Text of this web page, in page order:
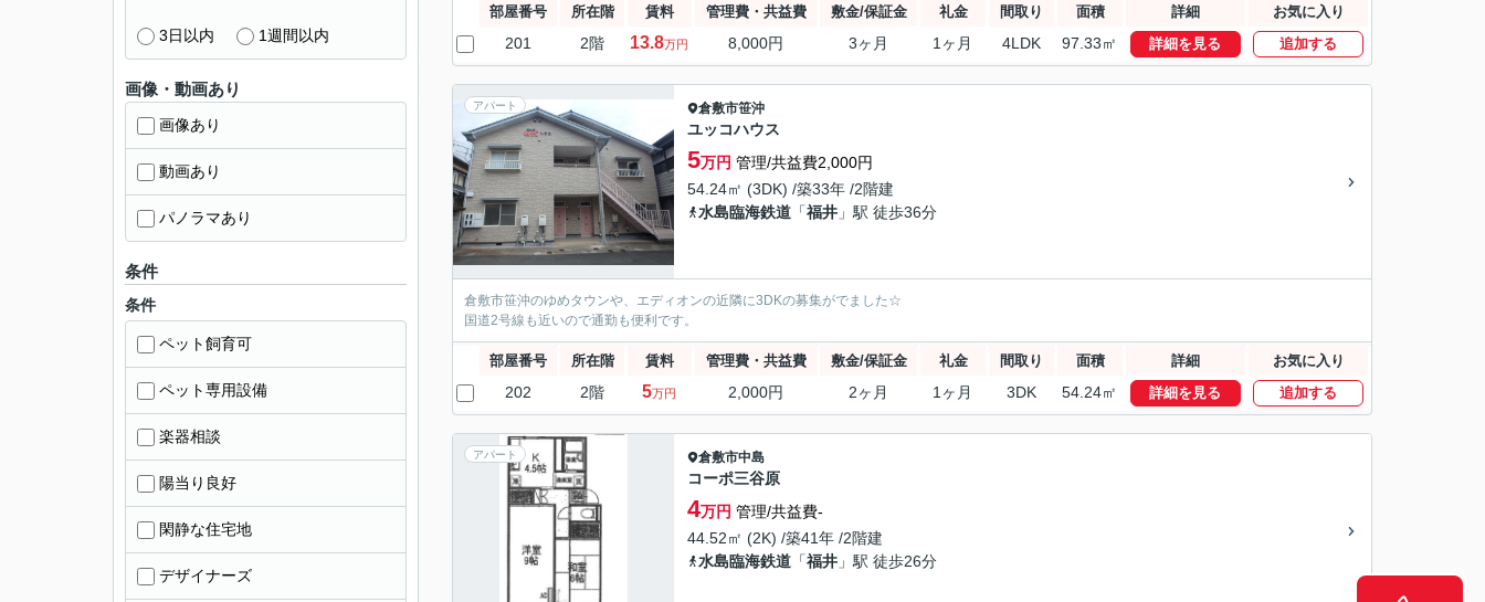
部屋番号 所在階 賃料 管理費・共益費 敷金/保証金 礼金 間取り 面積 詳細 お気に入り
201 2階 13.8万円 8,000円 3ヶ月 1ヶ月 4LDK 97.33㎡ 詳細を見る 追加する
アパート 倉敷市笹沖
ユッコハウス
5万円 管理/共益費2,000円
54.24㎡ (3DK) /築33年 /2階建
水島臨海鉄道 「福井 」駅 徒歩36分
倉敷市笹沖のゆめタウンや、エディオンの近隣に3DKの募集がでました☆
国道2号線も近いので通勤も便利です。
部屋番号 所在階 賃料 管理費・共益費 敷金/保証金 礼金 間取り 面積 詳細 お気に入り
202 2階 5万円 2,000円 2ヶ月 1ヶ月 3DK 54.24㎡ 詳細を見る 追加する
アパート 倉敷市中島
コーポ三谷原
4万円 管理/共益費-
44.52㎡ (2K) /築41年 /2階建
水島臨海鉄道 「福井 」駅 徒歩26分
3日以内 1週間以内
画像・動画あり
画像あり
動画あり
パノラマあり
条件
条件
ペット飼育可
ペット専用設備
楽器相談
陽当り良好
閑静な住宅地
デザイナーズ